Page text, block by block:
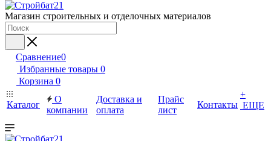
Магазин строительных и отделочных материалов
Сравнение0
Избранные товары 0
Корзина 0
Каталог
О
компании
Доставка и
оплата
Прайс
лист
Контакты
+
ЕЩЕ